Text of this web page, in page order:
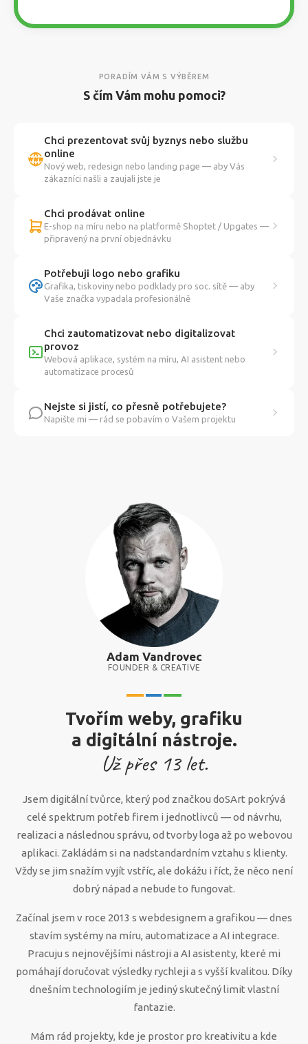
PORADÍM VÁM S VÝBĚREM
S čím Vám mohu pomoci?
Chci prezentovat svůj byznys nebo službu
online
Nový web, redesign nebo landing page — aby Vás
zákazníci našli a zaujali jste je
Chci prodávat online
E-shop na míru nebo na platformě Shoptet / Upgates —
připravený na první objednávku
Potřebuji logo nebo grafiku
Grafika, tiskoviny nebo podklady pro soc. sítě — aby
Vaše značka vypadala profesionálně
Chci zautomatizovat nebo digitalizovat
provoz
Webová aplikace, systém na míru, AI asistent nebo
automatizace procesů
Nejste si jistí, co přesně potřebujete?
Napište mi — rád se pobavím o Vašem projektu
Adam Vandrovec
FOUNDER & CREATIVE
Tvořím weby, grafiku
a digitální nástroje.
Už přes 13let.
Jsem digitální tvůrce, který pod značkou doSArt pokrývá
celé spektrum potřeb firem i jednotlivců — od návrhu,
realizaci a následnou správu, od tvorby loga až po webovou
aplikaci. Zakládám si na nadstandardním vztahu s klienty.
Vždy se jim snažím vyjít vstříc, ale dokážu i říct, že něco není
dobrý nápad a nebude to fungovat.
Začínal jsem v roce 2013 s webdesignem a grafikou — dnes
stavím systémy na míru, automatizace a AI integrace.
Pracuju s nejnovějšími nástroji a AI asistenty, které mi
pomáhají doručovat výsledky rychleji a s vyšší kvalitou. Díky
dnešním technologiím je jediný skutečný limit vlastní
fantazie.
Mám rád projekty, kde je prostor pro kreativitu a kde